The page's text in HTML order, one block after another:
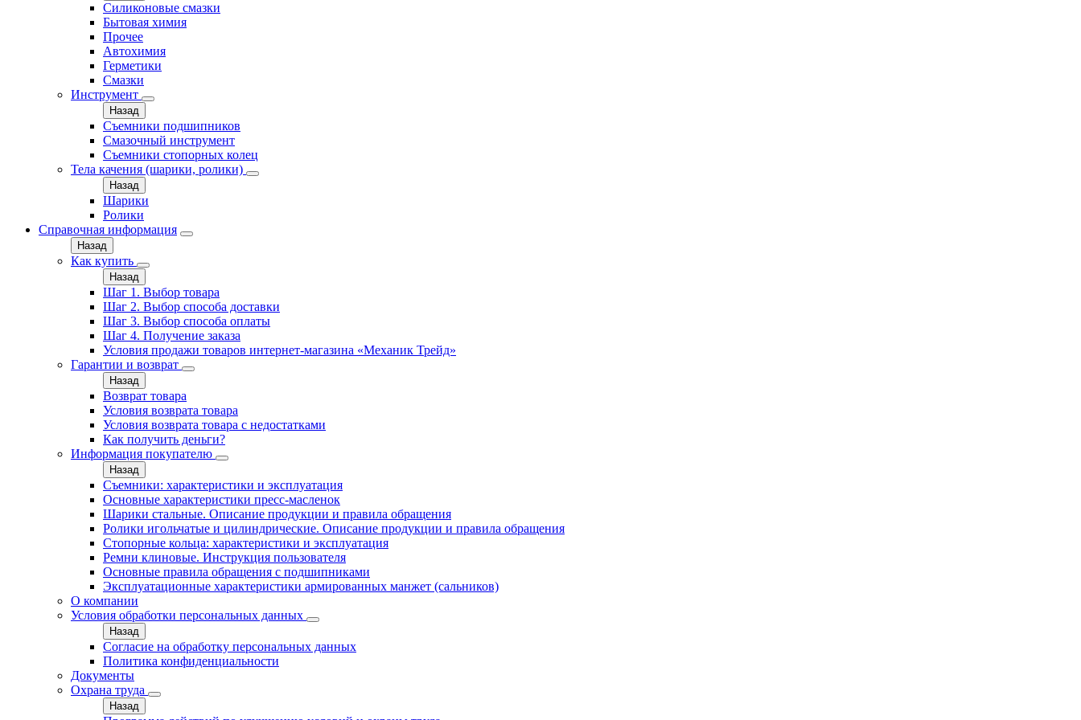
Силиконовые смазки
Бытовая химия
Прочее
Автохимия
Герметики
Смазки
Инструмент
Назад
Съемники подшипников
Смазочный инструмент
Съемники стопорных колец
Тела качения (шарики, ролики)
Назад
Шарики
Ролики
Справочная информация
Назад
Как купить
Назад
Шаг 1. Выбор товара
Шаг 2. Выбор способа доставки
Шаг 3. Выбор способа оплаты
Шаг 4. Получение заказа
Условия продажи товаров интернет-магазина «Механик Трейд»
Гарантии и возврат
Назад
Возврат товара
Условия возврата товара
Условия возврата товара с недостатками
Как получить деньги?
Информация покупателю
Назад
Съемники: характеристики и эксплуатация
Основные характеристики пресс‑масленок
Шарики стальные. Описание продукции и правила обращения
Ролики игольчатые и цилиндрические. Описание продукции и правила обращения
Стопорные кольца: характеристики и эксплуатация
Ремни клиновые. Инструкция пользователя
Основные правила обращения с подшипниками
Эксплуатационные характеристики армированных манжет (сальников)
О компании
Условия обработки персональных данных
Назад
Согласие на обработку персональных данных
Политика конфиденциальности
Документы
Охрана труда
Назад